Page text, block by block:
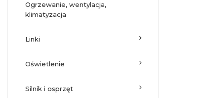
ogrzewanie, wentylacja,
klimatyzacja
linki
oświetlenie
silnik i osprzęt